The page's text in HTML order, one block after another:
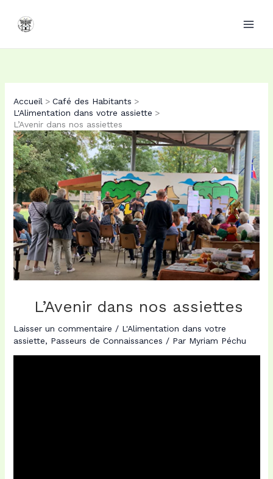
contenu
Accueil
Café des Habitants
L'Alimentation dans votre assiette
L’Avenir dans nos assiettes
L’Avenir dans nos assiettes
Laisser un commentaire / L'Alimentation dans votre
assiette, Passeurs de Connaissances / Par Myriam Péchu